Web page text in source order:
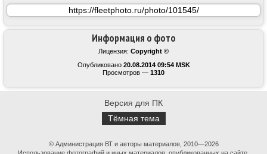
Информация о фото
Лицензия: Copyright ©
Опубликовано 20.08.2014 09:54 MSK
Просмотров — 1310
Версия для ПК
Тёмная тема
© Администрация ВТ и авторы материалов, 2010—2026